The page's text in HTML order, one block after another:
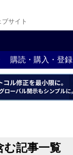
サイト
購読・購入・登録
む記事一覧